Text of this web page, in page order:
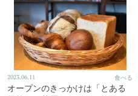
2023.06.11 食べる
オープンのきっかけは「とある